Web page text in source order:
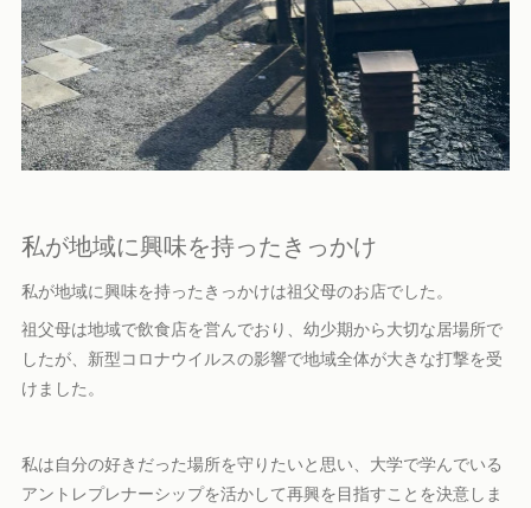
私が地域に興味を持ったきっかけ
私が地域に興味を持ったきっかけは祖父母のお店でした。
祖父母は地域で飲食店を営んでおり、幼少期から大切な居場所で
したが、新型コロナウイルスの影響で地域全体が大きな打撃を受
けました。
私は自分の好きだった場所を守りたいと思い、大学で学んでいる
アントレプレナーシップを活かして再興を目指すことを決意しま